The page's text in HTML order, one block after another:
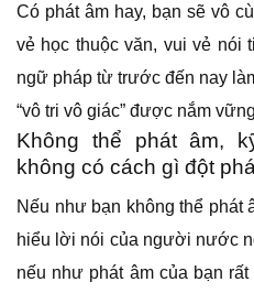
Có phát âm hay, bạn sẽ vô
vẻ học thuộc văn, vui vẻ nói
ngữ pháp từ trước đến nay
“vô tri vô giác” được nắm
Không thể phát âm,
không có cách gì đột
Nếu như bạn không thể phát
hiểu lời nói của người nước
nếu như phát âm của bạn